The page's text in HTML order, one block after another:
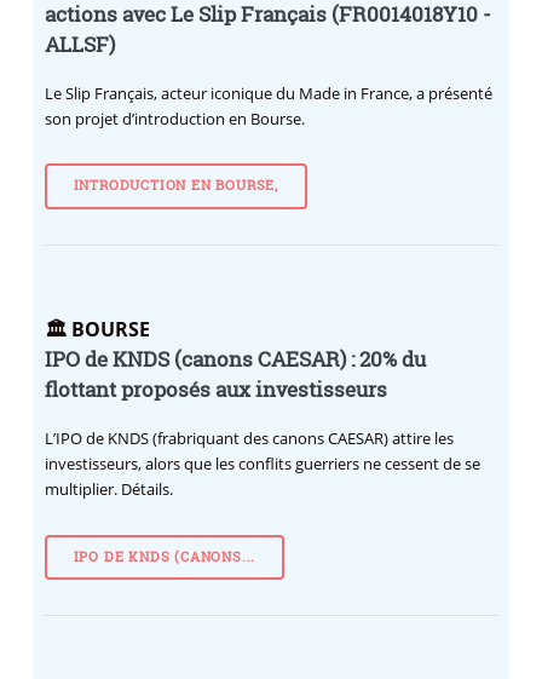
actions avec Le Slip Français (FR0014018Y10 -
ALLSF)
Le Slip Français, acteur iconique du Made in France, a présenté
son projet d’introduction en Bourse.
INTRODUCTION EN BOURSE,
🏛️ BOURSE
IPO de KNDS (canons CAESAR) : 20% du
flottant proposés aux investisseurs
L’IPO de KNDS (frabriquant des canons CAESAR) attire les
investisseurs, alors que les conflits guerriers ne cessent de se
multiplier. Détails.
IPO DE KNDS (CANONS...